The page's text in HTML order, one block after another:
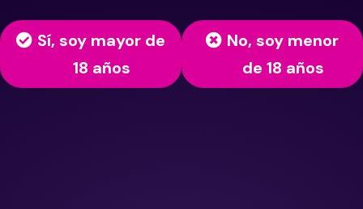
Sí, soy mayor de
18 años
No, soy menor
de 18 años